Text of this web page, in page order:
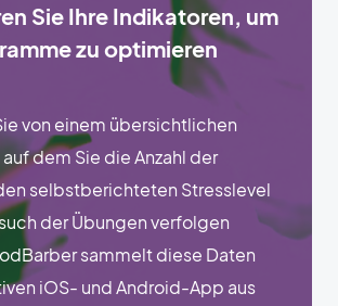
Sie Ihre Indikatoren, um
zu optimieren
von einem übersichtlichen
dem Sie die Anzahl der
selbstberichteten Stresslevel
der Übungen verfolgen
sammelt diese Daten
iOS- und Android-App aus